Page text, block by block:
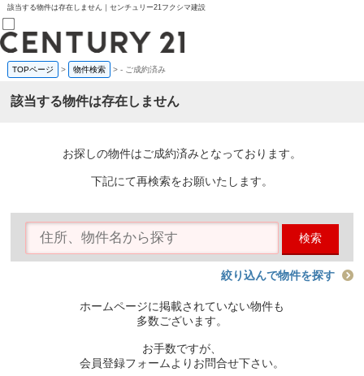
該当する物件は存在しません｜センチュリー21フクシマ建設
売買部
0120-800-844
賃貸部
会員メニュー
物件を探す
購入TOP
条件から探す
住宅ローン控除シミュレータ
TOPページ > 物件検索 >- ご成約済み
該当する物件は存在しません
お探しの物件はご成約済みとなっております。
下記にて再検索をお願いたします。
検索
絞り込んで物件を探す
ホームページに掲載されていない物件も
多数ございます。
お手数ですが、
会員登録フォームよりお問合せ下さい。